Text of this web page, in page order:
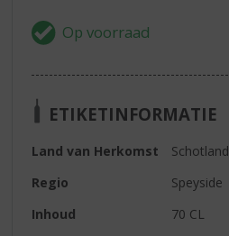
ETIKETINFORMATIE
Land van Herkomst
Schotland
Regio
Speyside
Inhoud
70 CL